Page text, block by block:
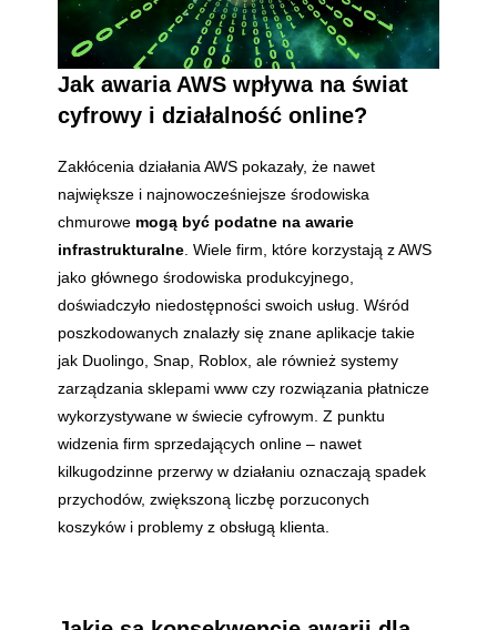
Jak awaria AWS wpływa na świat
cyfrowy i działalność online?
Zakłócenia działania AWS pokazały, że nawet
największe i najnowocześniejsze środowiska
chmurowe mogą być podatne na awarie
infrastrukturalne . Wiele firm, które korzystają z AWS
jako głównego środowiska produkcyjnego,
doświadczyło niedostępności swoich usług. Wśród
poszkodowanych znalazły się znane aplikacje takie
jak Duolingo, Snap, Roblox, ale również systemy
zarządzania sklepami www czy rozwiązania płatnicze
wykorzystywane w świecie cyfrowym. Z punktu
widzenia firm sprzedających online – nawet
kilkugodzinne przerwy w działaniu oznaczają spadek
przychodów, zwiększoną liczbę porzuconych
koszyków i problemy z obsługą klienta.